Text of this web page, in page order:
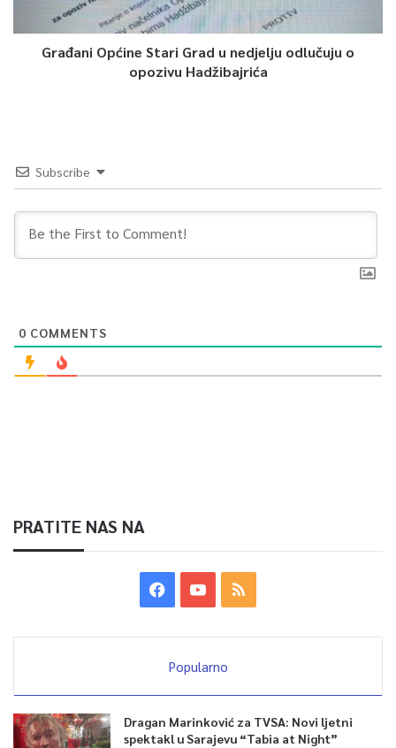
Građani Općine Stari Grad u nedjelju odlučuju o
opozivu Hadžibajrića
Subscribe
0 COMMENTS
PRATITE NAS NA
Popularno
Dragan Marinković za TVSA: Novi ljetni
spektakl u Sarajevu “Tabia at Night”